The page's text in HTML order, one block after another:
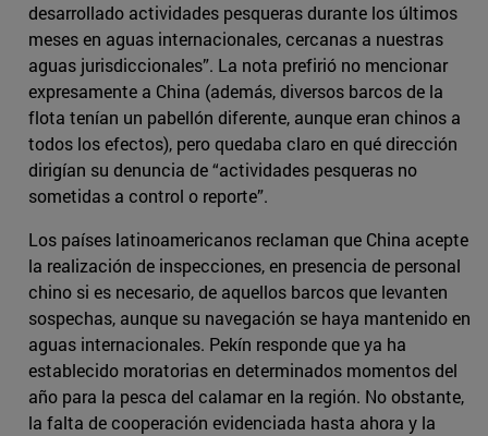
desarrollado actividades pesqueras durante los últimos
meses en aguas internacionales, cercanas a nuestras
aguas jurisdiccionales”. La nota prefirió no mencionar
expresamente a China (además, diversos barcos de la
flota tenían un pabellón diferente, aunque eran chinos a
todos los efectos), pero quedaba claro en qué dirección
dirigían su denuncia de “actividades pesqueras no
sometidas a control o reporte”.
Los países latinoamericanos reclaman que China acepte
la realización de inspecciones, en presencia de personal
chino si es necesario, de aquellos barcos que levanten
sospechas, aunque su navegación se haya mantenido en
aguas internacionales. Pekín responde que ya ha
establecido moratorias en determinados momentos del
año para la pesca del calamar en la región. No obstante,
la falta de cooperación evidenciada hasta ahora y la